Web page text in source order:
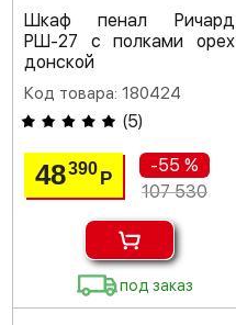
Шкаф пенал Ричард
РШ-27 с полками орех
донской
Код товара: 180424
(5)
48390Р
-55 %
107 530
под заказ